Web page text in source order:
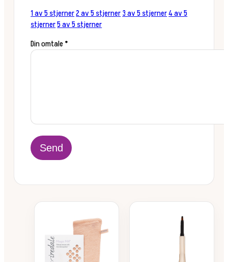
1 av 5 stjerner2 av 5 stjerner3 av 5 stjerner4 av 5
stjerner5 av 5 stjerner
Din omtale*